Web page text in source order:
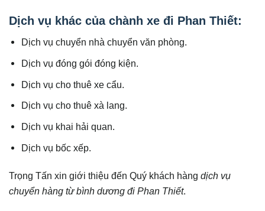
Dịch vụ khác của chành xe đi Phan Thiết:
Dịch vụ chuyển nhà chuyển văn phòng.
Dịch vụ đóng gói đóng kiện.
Dịch vụ cho thuê xe cẩu.
Dịch vụ cho thuê xà lang.
Dịch vụ khai hải quan.
Dịch vụ bốc xếp.
Trọng Tấn xin giới thiệu đến Quý khách hàng dịch vụ
chuyển hàng từ bình dương đi Phan Thiết.